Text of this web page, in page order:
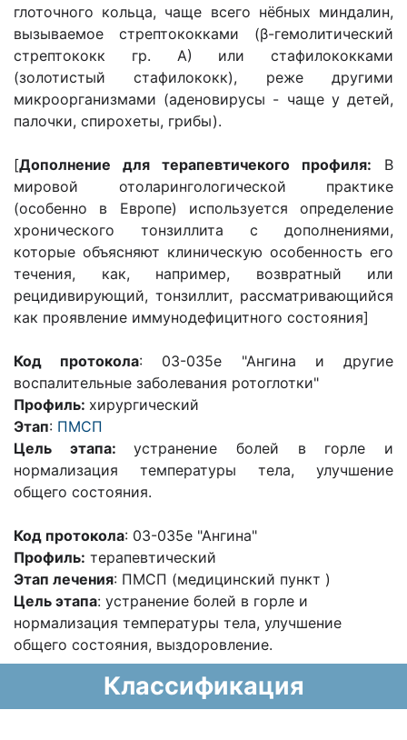
глоточного кольца, чаще всего нёбных миндалин,
вызываемое стрептококками (β-гемолитический
стрептококк гр. А) или стафилококками
(золотистый стафилококк), реже другими
микроорганизмами (аденовирусы - чаще у детей,
палочки, спирохеты, грибы).
[Дополнение для терапевтичекого профиля: В
мировой отоларингологической практике
(особенно в Европе) используется определение
хронического тонзиллита с дополнениями,
которые объясняют клиническую особенность его
течения, как, например, возвратный или
рецидивирующий, тонзиллит, рассматривающийся
как проявление иммунодефицитного состояния]
Код протокола: 03-035е "Ангина и другие
воспалительные заболевания ротоглотки"
Профиль: хирургический
Этап: ПМСП
Цель этапа:устранение болей в горле и
нормализация температуры тела, улучшение
общего состояния.
Код протокола: 03-035е "Ангина"
Профиль: терапевтический
Этап лечения: ПМСП (медицинский пункт )
Цель этапа: устранение болей в горле и
нормализация температуры тела, улучшение
общего состояния, выздоровление.
Классификация